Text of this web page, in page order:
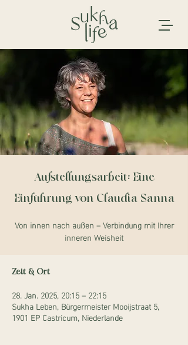
Aufstellungsarbeit: Eine
Einführung von Claudia Sanna
Von innen nach außen – Verbindung mit Ihrer
inneren Weisheit
Zeit & Ort
28. Jan. 2025, 20:15 – 22:15
Sukha Leben, Bürgermeister Mooijstraat 5,
1901 EP Castricum, Niederlande